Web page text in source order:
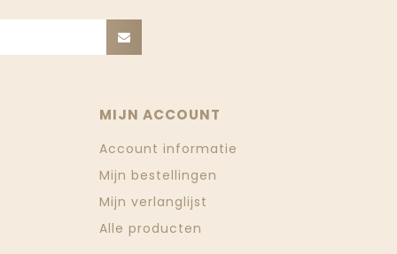
MIJN ACCOUNT
Account informatie
Mijn bestellingen
Mijn verlanglijst
Alle producten